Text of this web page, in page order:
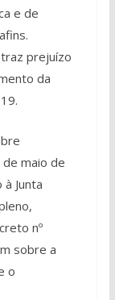
e de
prejuízo
da
maio de
Junta
nº
sobre a
o